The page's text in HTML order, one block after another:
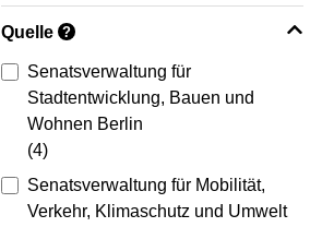
Quelle ?
Senatsverwaltung für
Stadtentwicklung, Bauen und
Wohnen Berlin
(4)
Senatsverwaltung für Mobilität,
Verkehr, Klimaschutz und Umwelt